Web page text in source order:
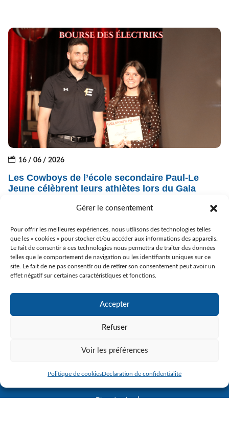
Gérer le consentement
Pour offrir les meilleures expériences, nous utilisons des technologies telles
que les « cookies » pour stocker et/ou accéder aux informations des appareils.
Le fait de consentir à ces technologies nous permettra de traiter des données
telles que le comportement de navigation ou les identifiants uniques sur ce
site. Le fait de ne pas consentir ou de retirer son consentement peut avoir un
effet négatif sur certaines caractéristiques et fonctions.
Accepter
Refuser
Voir les préférences
Politique de cookiesDéclaration de confidentialité
16 / 06 / 2026
Les Cowboys de l’école secondaire Paul-Le
Jeune célèbrent leurs athlètes lors du Gala
Le Jeune se sont réunis le 8 juin dernier pour souligner...
Lire plus
Page 1 sur 177 1 2 3 4 5 …
Plan du site